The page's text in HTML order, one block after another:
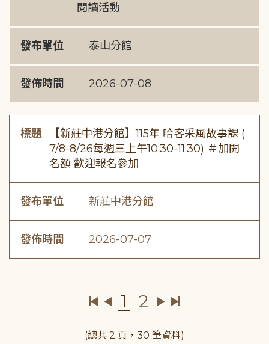
閱讀活動
發布單位 泰山分館
發佈時間 2026-07-08
標題
【新莊中港分館】115年 哈客采風故事課 (
7/8-8/26每週三上午10:30-11:30) ＃加開
名額 歡迎報名參加
發布單位 新莊中港分館
發佈時間 2026-07-07
1 2
(總共 2 頁，30 筆資料)